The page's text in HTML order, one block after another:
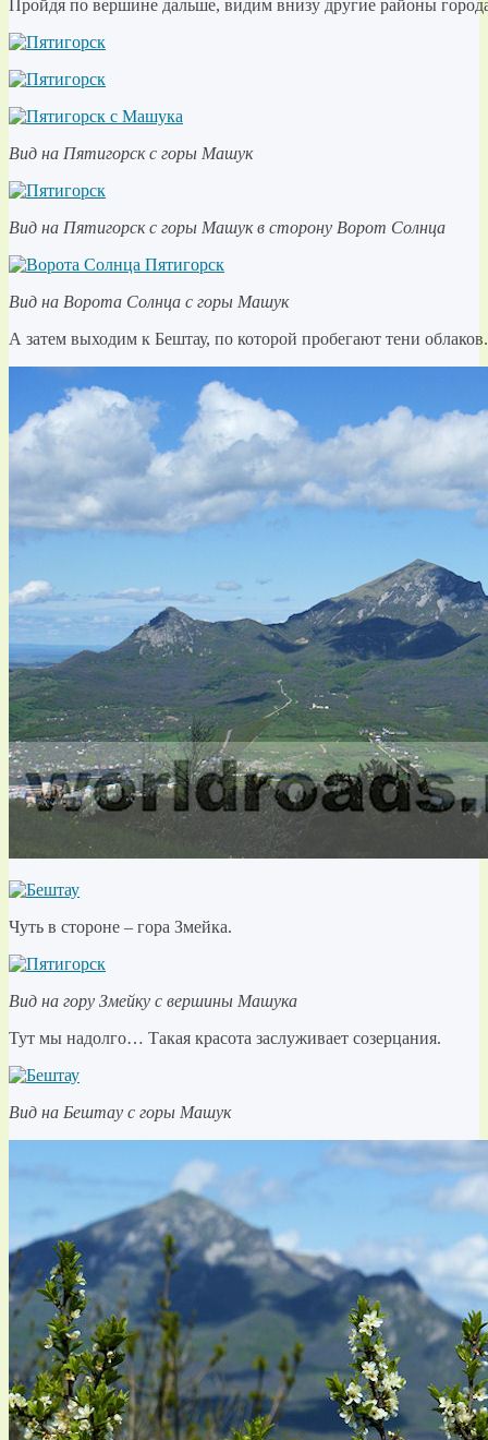
Пройдя по вершине дальше, видим внизу другие районы
Вид на Пятигорск с горы Машук
Вид на Пятигорск с горы Машук в сторону Ворот Солнца
Вид на Ворота Солнца с горы Машук
А затем выходим к Бештау, по которой пробегают тени облаков.
Чуть в стороне – гора Змейка.
Вид на гору Змейку с вершины Машука
Тут мы надолго… Такая красота заслуживает созерцания.
Вид на Бештау с горы Машук